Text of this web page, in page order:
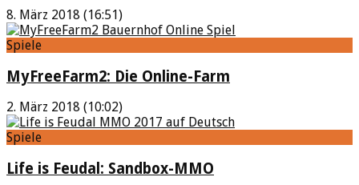
8. März 2018 (16:51)
Spiele
MyFreeFarm2: Die Online-Farm
2. März 2018 (10:02)
Spiele
Life is Feudal: Sandbox-MMO